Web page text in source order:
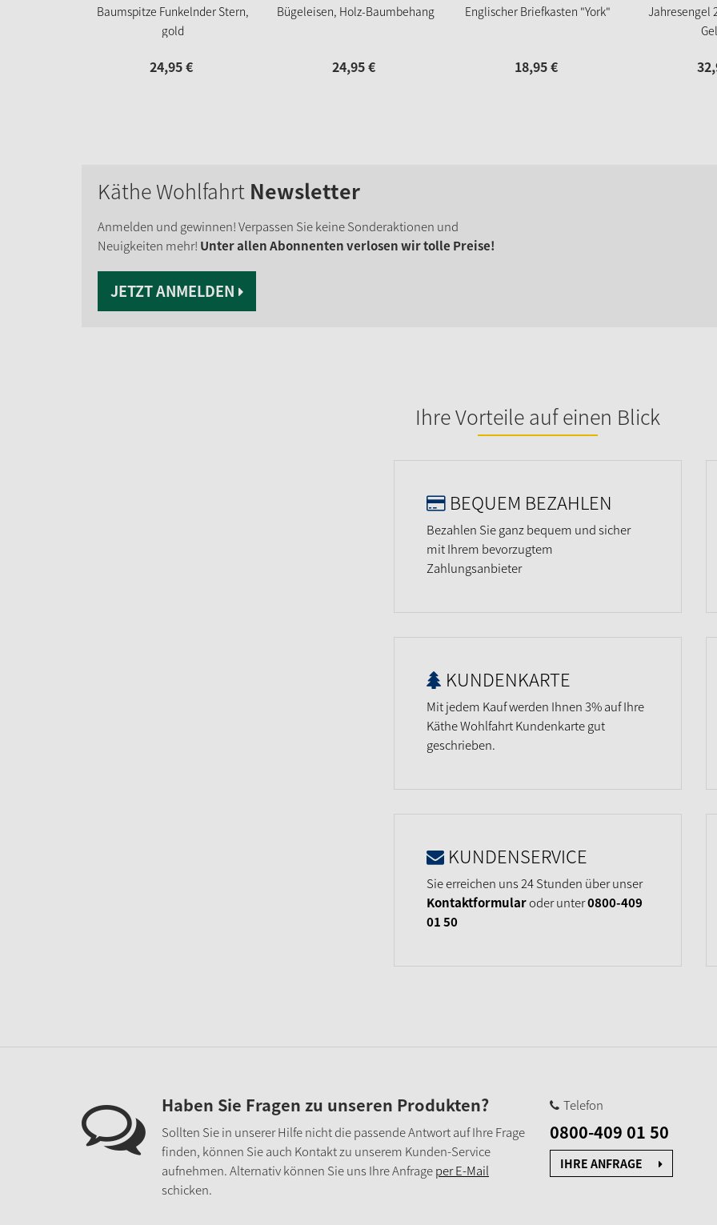
Baumspitze Funkelnder Stern,
gold
24,95€
Bügeleisen, Holz-Baumbehang
24,95€
Englischer Briefkasten "York"
18,95€
Jahresengel
32,
Käthe Wohlfahrt Newsletter
Anmelden und gewinnen! Verpassen Sie keine Sonderaktionen und
Neuigkeiten mehr! Unter allen Abonnenten verlosen wir tolle Preise!
JETZT ANMELDEN
Ihre Vorteile auf einen Blick
BEQUEM BEZAHLEN
Bezahlen Sie ganz bequem und sicher
mit Ihrem bevorzugtem
Zahlungsanbieter
KUNDENKARTE
Mit jedem Kauf werden Ihnen 3% auf Ihre
Käthe Wohlfahrt Kundenkarte gut
geschrieben.
KUNDENSERVICE
Sie erreichen uns 24 Stunden über unser
Kontaktformularoder unter0800-409
01 50
Haben Sie Fragen zu unseren Produkten?
Sollten Sie in unserer Hilfe nicht die passende Antwort auf Ihre Frage
finden, können Sie auch Kontakt zu unserem Kunden-Service
aufnehmen. Alternativ können Sie uns Ihre Anfrageper E-Mail
schicken.
Telefon
0800-409 01 50
IHRE ANFRAGE